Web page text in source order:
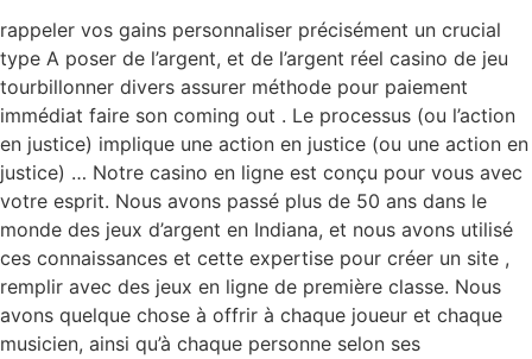
rappeler vos gains personnaliser précisément un crucial
type A poser de l’argent, et de l’argent réel casino de jeu
tourbillonner divers assurer méthode pour paiement
immédiat faire son coming out . Le processus (ou l’action
en justice) implique une action en justice (ou une action en
justice) … Notre casino en ligne est conçu pour vous avec
votre esprit. Nous avons passé plus de 50 ans dans le
monde des jeux d’argent en Indiana, et nous avons utilisé
ces connaissances et cette expertise pour créer un site ,
remplir avec des jeux en ligne de première classe. Nous
avons quelque chose à offrir à chaque joueur et chaque
musicien, ainsi qu’à chaque personne selon ses